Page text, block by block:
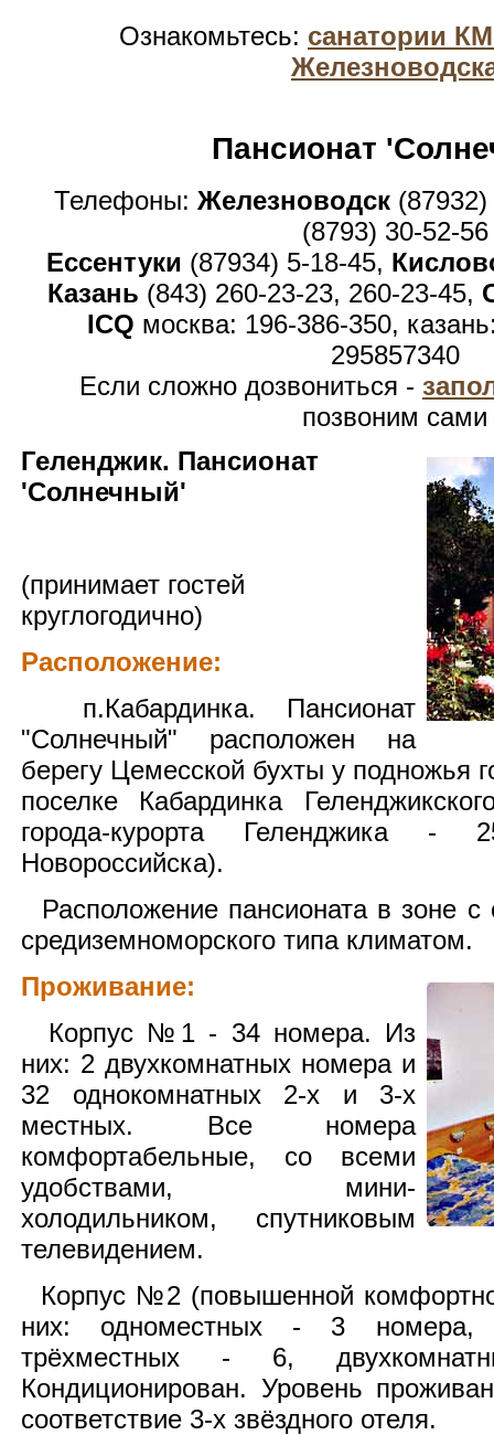
Ознакомьтесь: санатории
Пансионат
Телефоны: Железноводск
(8793) 30-52-56
Ессентуки (87934) 5-18-45,
Казань (843) 260-23-23, 260-23-45,
ICQ москва: 196-386-350,
295857340
Если сложно дозвониться -
позвоним сами
Геленджик. Пансионат
'Солнечный'
(принимает гостей
круглогодично)
Расположение:
п.Кабардинка. Пансионат
"Солнечный" расположен на
берегу Цемесской бухты у подножья
поселке Кабардинка
города-курорта Геленджика
Новороссийска).
Расположение пансионата в зоне с
средиземноморского типа климатом.
Проживание:
Корпус №1 - 34 номера. Из
них: 2 двухкомнатных номера и
32 однокомнатных 2-х и 3-х
местных. Все номера
комфортабельные, со всеми
удобствами, мини-
холодильником, спутниковым
телевидением.
Корпус №2 (повышенной
них: одноместных - 3 номера,
трёхместных - 6,
Кондиционирован. Уровень
соответствие 3-х звёздного отеля.